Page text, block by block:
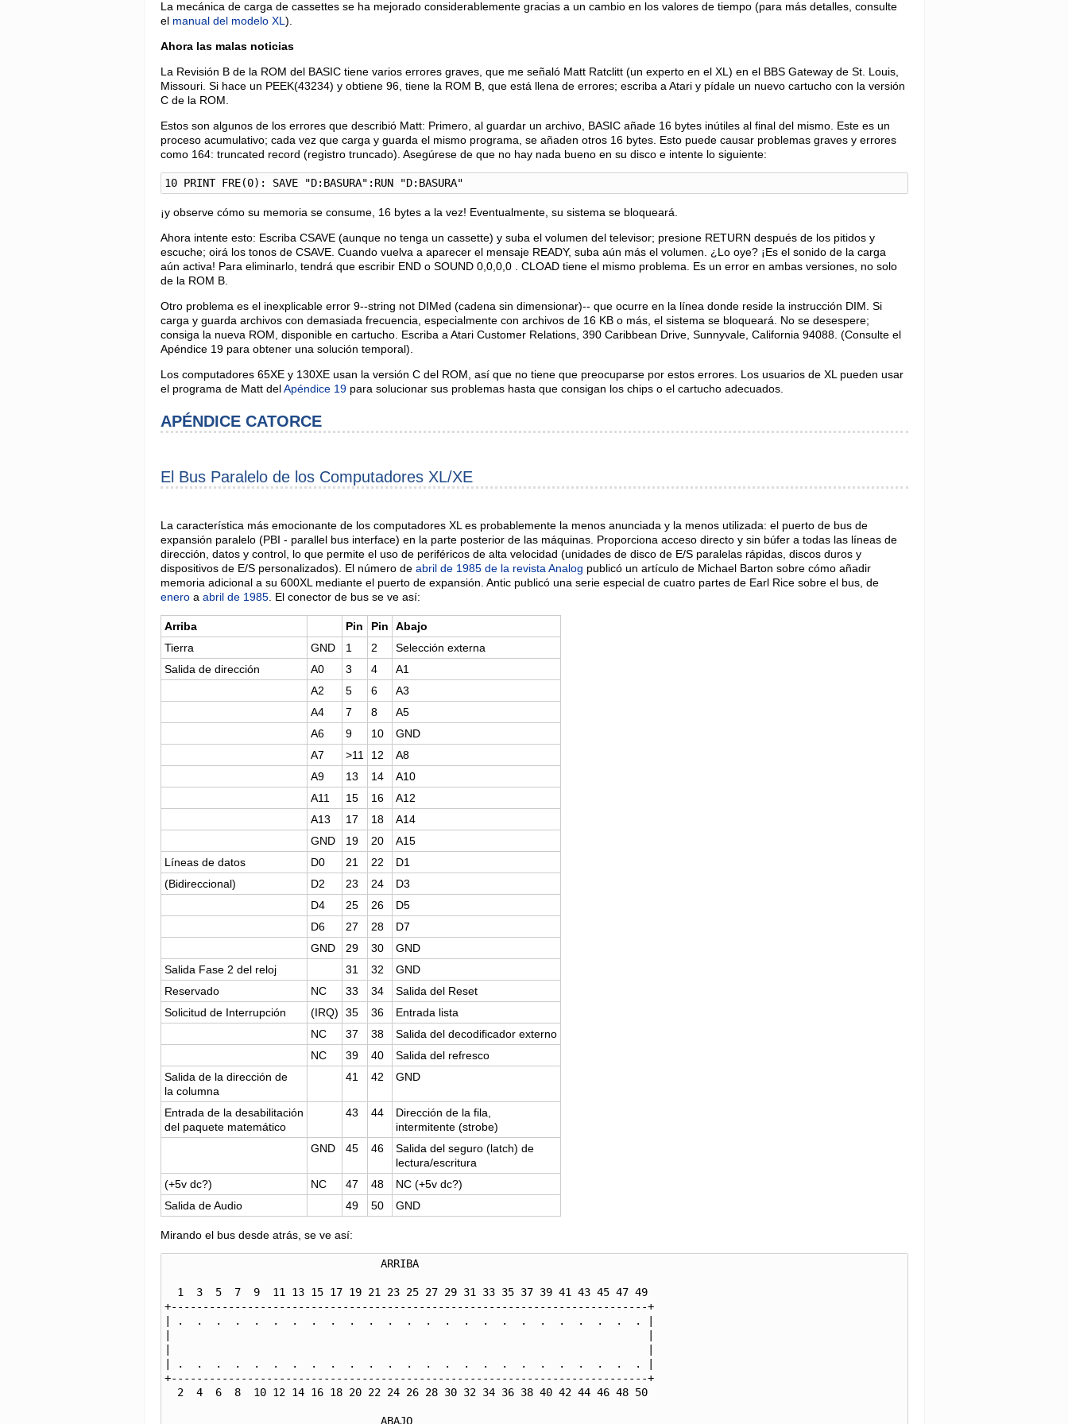
La mecánica de carga de cassettes se ha mejorado considerablemente gracias a un cambio en los valores de tiempo (para más detalles, consulte
el manual del modelo XL ).
Ahora las malas noticias
La Revisión B de la ROM del BASIC tiene varios errores graves, que me señaló Matt Ratclitt (un experto en el XL) en el BBS Gateway de St. Louis,
Missouri. Si hace un PEEK(43234) y obtiene 96, tiene la ROM B, que está llena de errores; escriba a Atari y pídale un nuevo cartucho con la versión
C de la ROM.
Estos son algunos de los errores que describió Matt: Primero, al guardar un archivo, BASIC añade 16 bytes inútiles al final del mismo. Este es un
proceso acumulativo; cada vez que carga y guarda el mismo programa, se añaden otros 16 bytes. Esto puede causar problemas graves y errores
como 164: truncated record (registro truncado). Asegúrese de que no hay nada bueno en su disco e intente lo siguiente:
10 PRINT FRE(0): SAVE "D:BASURA":RUN "D:BASURA"
¡y observe cómo su memoria se consume, 16 bytes a la vez! Eventualmente, su sistema se bloqueará.
Ahora intente esto: Escriba CSAVE (aunque no tenga un cassette) y suba el volumen del televisor; presione RETURN después de los pitidos y
escuche; oirá los tonos de CSAVE. Cuando vuelva a aparecer el mensaje READY, suba aún más el volumen. ¿Lo oye? ¡Es el sonido de la carga
aún activa! Para eliminarlo, tendrá que escribir END o SOUND 0,0,0,0 . CLOAD tiene el mismo problema. Es un error en ambas versiones, no solo
de la ROM B.
Otro problema es el inexplicable error 9--string not DIMed (cadena sin dimensionar)-- que ocurre en la línea donde reside la instrucción DIM. Si
carga y guarda archivos con demasiada frecuencia, especialmente con archivos de 16 KB o más, el sistema se bloqueará. No se desespere;
consiga la nueva ROM, disponible en cartucho. Escriba a Atari Customer Relations, 390 Caribbean Drive, Sunnyvale, California 94088. (Consulte el
Apéndice 19 para obtener una solución temporal).
Los computadores 65XE y 130XE usan la versión C del ROM, así que no tiene que preocuparse por estos errores. Los usuarios de XL pueden usar
el programa de Matt delApéndice 19 para solucionar sus problemas hasta que consigan los chips o el cartucho adecuados.
APÉNDICE CATORCE
El Bus Paralelo de los Computadores XL/XE
La característica más emocionante de los computadores XL es probablemente la menos anunciada y la menos utilizada: el puerto de bus de
expansión paralelo (PBI - parallel bus interface) en la parte posterior de las máquinas. Proporciona acceso directo y sin búfer a todas las líneas de
dirección, datos y control, lo que permite el uso de periféricos de alta velocidad (unidades de disco de E/S paralelas rápidas, discos duros y
dispositivos de E/S personalizados). El número de abril de 1985 de la revista Analog publicó un artículo de Michael Barton sobre cómo añadir
memoria adicional a su 600XL mediante el puerto de expansión. Antic publicó una serie especial de cuatro partes de Earl Rice sobre el bus, de
enero a abril de 1985 . El conector de bus se ve así:
Arriba Pin Pin
Abajo
Tierra
GND 1 2
Selección externa
Salida de dirección
A0 3 4
A1
A2
5 6
A3
A4
7 8
A5
A6
9 10
GND
A7
>11 12
A8
A9
13 14
A10
A11
15 16
A12
A13
17 18
A14
GND
19 20
A15
Líneas de datos
D0 21 22
D1
(Bidireccional)
D2 23 24
D3
D4
25 26
D5
D6
27 28
D7
GND
29 30
GND
Salida Fase 2 del reloj
31 32
GND
Reservado
NC 33 34
Salida del Reset
Solicitud de Interrupción
(IRQ) 35 36
Entrada lista
NC
37 38
Salida del decodificador externo
NC
39 40
Salida del refresco
Salida de la dirección de
la columna
41 42 GND
Entrada de la desabilitación
del paquete matemático
43 44
Dirección de la fila,
intermitente (strobe)
GND
45 46
Salida del seguro (latch) de
lectura/escritura
(+5v dc?)
NC 47 48
NC (+5v dc?)
Salida de Audio
49 50 GND
Mirando el bus desde atrás, se ve así:
+---------------------------------------------------------------------------+
| .  .  .  .  .  .  .  .  .  .  .  .  .  .  .  .  .  .  .  .  .  .  .  .  . |
| .  .  .  .  .  .  .  .  .  .  .  .  .  .  .  .  .  .  .  .  .  .  .  .  . |
+---------------------------------------------------------------------------+
                                  ABAJO